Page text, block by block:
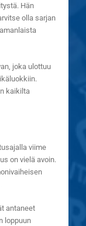
Hän
olla sarjan
joka ulottuu
kaikilta
viime
on vielä avoin.
antaneet
loppuun